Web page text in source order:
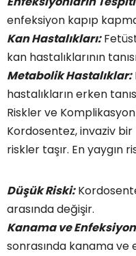
enfeksiyon kapıp
Kan Hastalıkları:
kan hastalıklarının
Metabolik Hastalıklar:
hastalıkların erken
Riskler ve
Kordosentez, invaziv
riskler taşır. En yaygın
Düşük Riski:
arasında değişir.
Kanama ve
sonrasında kanama ve